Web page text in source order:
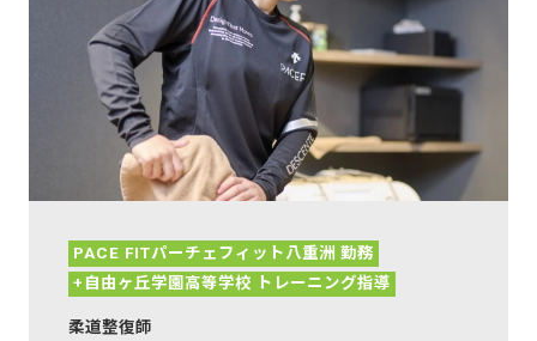
PACE FITパーチェフィット八重洲 勤務
+自由ヶ丘学園高等学校 トレーニング指導
柔道整復師